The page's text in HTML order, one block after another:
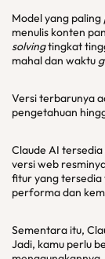
Model yang paling
menulis konten
solvingtingkat
mahal dan waktu
Versi terbarunya
pengetahuan
Claude AI
versi web
fitur yang tersedia
performa dan
Sementara itu,
Jadi, kamu perlu